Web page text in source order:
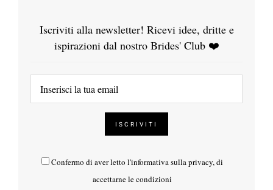
Iscriviti alla newsletter! Ricevi idee, dritte e
ispirazioni dal nostro Brides' Club ❤️
Confermo di aver letto l'informativa sulla privacy, di
accettarne le condizioni